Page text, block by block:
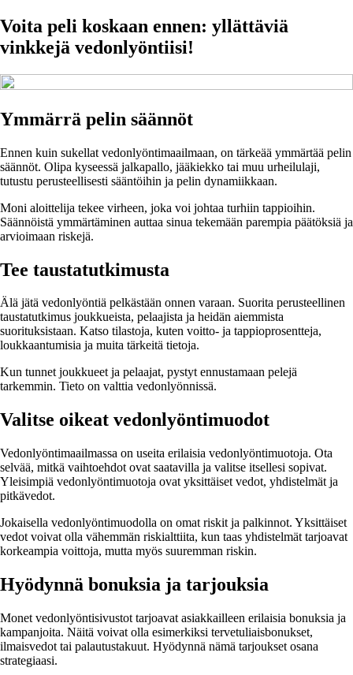
Voita peli koskaan ennen: yllättäviä
vinkkejä vedonlyöntiisi!
Ymmärrä pelin säännöt
Ennen kuin sukellat vedonlyöntimaailmaan, on tärkeää ymmärtää pelin
säännöt. Olipa kyseessä jalkapallo, jääkiekko tai muu urheilulaji,
tutustu perusteellisesti sääntöihin ja pelin dynamiikkaan.
Moni aloittelija tekee virheen, joka voi johtaa turhiin tappioihin.
Säännöistä ymmärtäminen auttaa sinua tekemään parempia päätöksiä ja
arvioimaan riskejä.
Tee taustatutkimusta
Älä jätä vedonlyöntiä pelkästään onnen varaan. Suorita perusteellinen
taustatutkimus joukkueista, pelaajista ja heidän aiemmista
suorituksistaan. Katso tilastoja, kuten voitto- ja tappioprosentteja,
loukkaantumisia ja muita tärkeitä tietoja.
Kun tunnet joukkueet ja pelaajat, pystyt ennustamaan pelejä
tarkemmin. Tieto on valttia vedonlyönnissä.
Valitse oikeat vedonlyöntimuodot
Vedonlyöntimaailmassa on useita erilaisia vedonlyöntimuotoja. Ota
selvää, mitkä vaihtoehdot ovat saatavilla ja valitse itsellesi sopivat.
Yleisimpiä vedonlyöntimuotoja ovat yksittäiset vedot, yhdistelmät ja
pitkävedot.
Jokaisella vedonlyöntimuodolla on omat riskit ja palkinnot. Yksittäiset
vedot voivat olla vähemmän riskialttiita, kun taas yhdistelmät tarjoavat
korkeampia voittoja, mutta myös suuremman riskin.
Hyödynnä bonuksia ja tarjouksia
Monet vedonlyöntisivustot tarjoavat asiakkailleen erilaisia bonuksia ja
kampanjoita. Näitä voivat olla esimerkiksi tervetuliaisbonukset,
ilmaisvedot tai palautustakuut. Hyödynnä nämä tarjoukset osana
strategiaasi.